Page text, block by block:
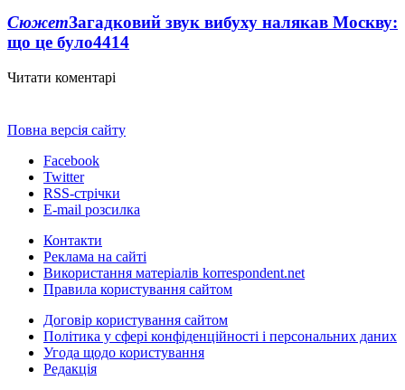
СюжетЗагадковий звук вибуху налякав Москву:
що це було4414
Читати коментарі
Повна версія сайту
Facebook
Twitter
RSS-стрічки
E-mail розсилка
Контакти
Реклама на сайті
Використання матеріалів korrespondent.net
Правила користування сайтом
Договір користування сайтом
Політика у сфері конфіденційності і персональних даних
Угода щодо користування
Редакція